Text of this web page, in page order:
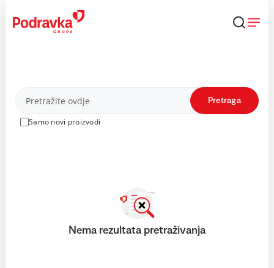
content
Proizvodi
Samo novi proizvodi
Pretraga
Nema rezultata pretraživanja